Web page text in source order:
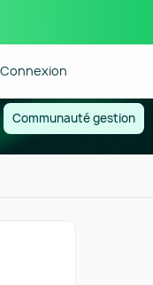
Centre d'aide
Connexion
Communauté gestion